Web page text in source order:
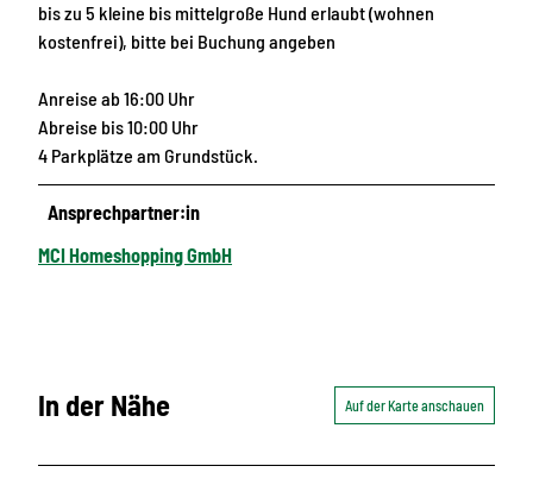
bis zu 5 kleine bis mittelgroße Hund erlaubt (wohnen
kostenfrei), bitte bei Buchung angeben
Anreise ab 16:00 Uhr
Abreise bis 10:00 Uhr
4 Parkplätze am Grundstück.
Ansprechpartner:in
MCI Homeshopping GmbH
In der Nähe Auf der Karte anschauen